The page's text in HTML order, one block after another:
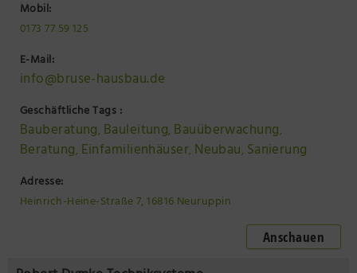
Mobil:
0173 77 59 125
E-Mail:
info@bruse-hausbau.de
Geschäftliche Tags :
Bauberatung, Bauleitung, Bauüberwachung,
Beratung, Einfamilienhäuser, Neubau, Sanierung
Adresse:
Heinrich-Heine-Straße 7, 16816 Neuruppin
Anschauen